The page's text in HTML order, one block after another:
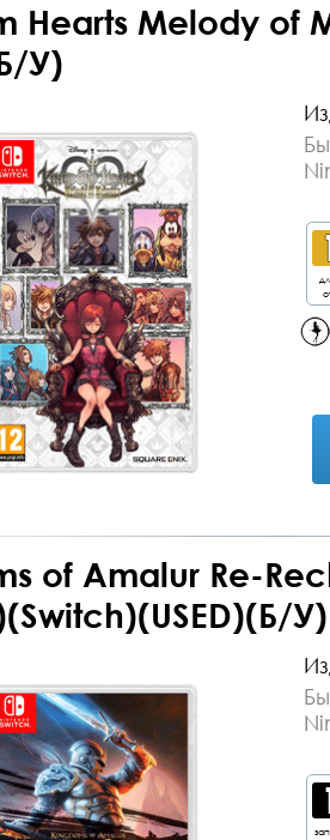
Hearts Melody of
У)
of Amalur Re-
У)